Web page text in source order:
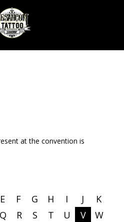
at the convention is
E F G H I J
K
Q R S T U V
W